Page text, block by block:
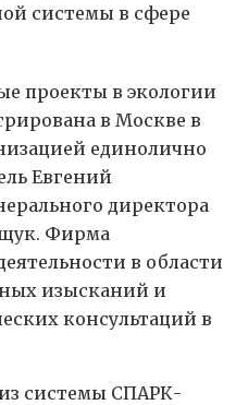
системы в сфере
проекты в экологии
в Москве в
единолично
Евгений
директора
Фирма
в области
изысканий и
консультаций в
системы СПАРК-